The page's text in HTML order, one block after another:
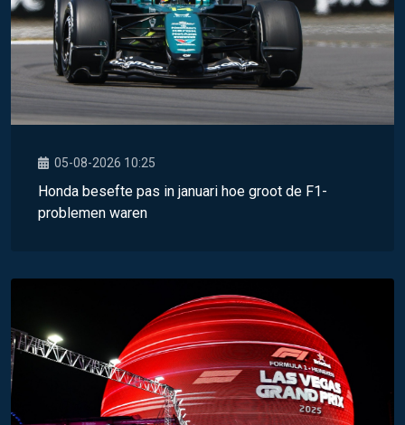
05-08-2026 10:25
Honda besefte pas in januari hoe groot de F1-
problemen waren